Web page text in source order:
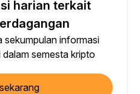
harian terkait
sekumpulan informasi
semesta kripto